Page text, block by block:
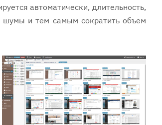
автоматически, длительность,
шумы и тем самым сократить объем